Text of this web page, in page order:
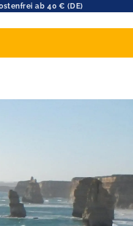
ab 40 € (DE)